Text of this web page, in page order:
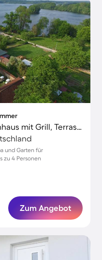
Kinderfreundliches Ferienhaus mit Grill, Terrasse und Garten | Stadtblick | Ideal für Homeoffice
und Garten für
zu 4 Personen
Zum Angebot